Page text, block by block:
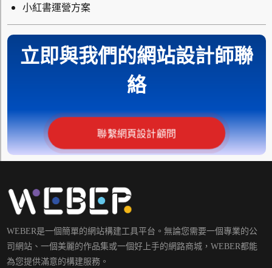
小紅書運營方案
立即與我們的網站設計師聯
絡
聯繫網頁設計顧問
WEBER是一個簡單的網站構建工具平台。無論您需要一個專業的公
司網站、一個美麗的作品集或一個好上手的網路商城，WEBER都能
為您提供滿意的構建服務。